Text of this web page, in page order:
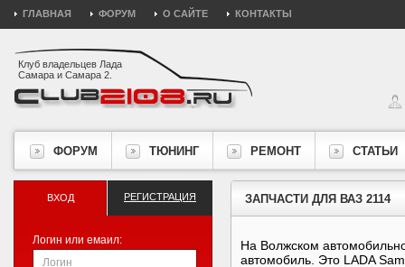
ГЛАВНАЯ ФОРУМ О САЙТЕ КОНТАКТЫ
Клуб владельцев Лада
Самара и Самара 2.
ФОРУМ ТЮНИНГ РЕМОНТ СТАТЬИ
ЗАПЧАСТИ ДЛЯ ВАЗ 2114
На Волжском
автомобиль. Это LADA
ВХОД РЕГИСТРАЦИЯ
Логин или емаил: